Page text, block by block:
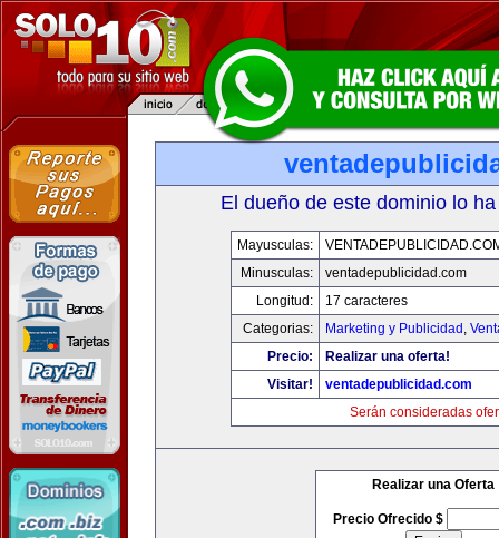
El dueño de este dominio lo
Mayusculas:
Minusculas:
ventadepublicidad.com
Longitud:
17 caracteres
Categorias:
Marketing y Publicidad ,
Precio:
Realizar una oferta!
Visitar!
ventadepublicidad.com
Serán consideradas
Realizar una Oferta
Precio Ofrecido $